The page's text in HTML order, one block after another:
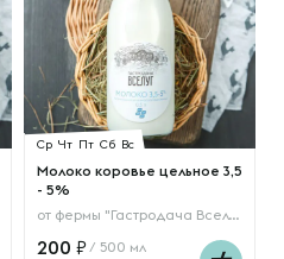
Ср Чт Пт Сб Вс
Молоко коровье цельное 3,5
- 5%
от фермы "Гастродача Вселуг"
200 / 500 мл